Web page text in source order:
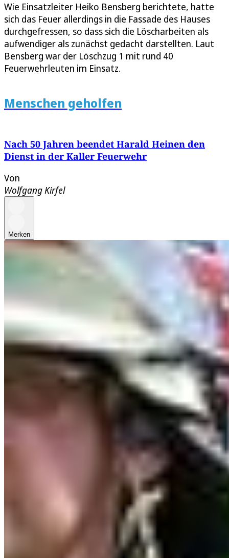
Wie Einsatzleiter Heiko Bensberg berichtete, hatte
sich das Feuer allerdings in die Fassade des Hauses
durchgefressen, so dass sich die Löscharbeiten als
aufwendiger als zunächst gedacht darstellten. Laut
Bensberg war der Löschzug 1 mit rund 40
Feuerwehrleuten im Einsatz.
Menschen geholfen
Nach 50 Jahren beendet Harald Heinen den
Dienst in der Kaller Feuerwehr
Von
Wolfgang Kirfel
Merken